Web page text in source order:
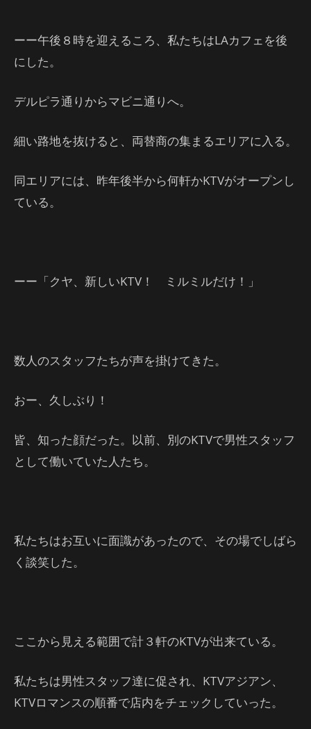
ーー午後８時を迎えるころ、私たちはLAカフェを後
にした。
デルピラ通りからマビニ通りへ。
細い路地を抜けると、両替商の集まるエリアに入る。
同エリアには、昨年後半から何軒かKTVがオープンし
ている。
ーー「クヤ、新しいKTV！ ミルミルだけ！」
数人のスタッフたちが声を掛けてきた。
おー、久しぶり！
皆、知った顔だった。以前、別のKTVで男性スタッフ
として働いていた人たち。
私たちはお互いに面識があったので、その場でしばら
く談笑した。
ここから見える範囲で計３軒のKTVが出来ている。
私たちは男性スタッフ達に促され、KTVアジアン、
KTVロマンスの順番で店内をチェックしていった。